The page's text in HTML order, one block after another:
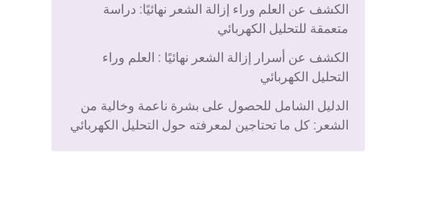
الكشف عن العلم وراء إزالة الشعر نهائيًا: دراسة
متعمقة للتحليل الكهربائي
الكشف عن أسرار إزالة الشعر نهائيًا : العلم وراء
التحليل الكهربائي
الدليل الشامل للحصول على بشرة ناعمة وخالية من
الشعر: كل ما تحتاجين لمعرفته حول التحليل الكهربائي